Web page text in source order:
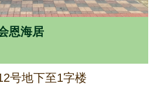
恩海居
号地下至1字楼